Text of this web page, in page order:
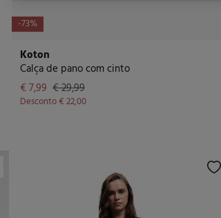
-73%
Koton
Calça de pano com cinto
€ 7,99 € 29,99
Desconto€ 22,00